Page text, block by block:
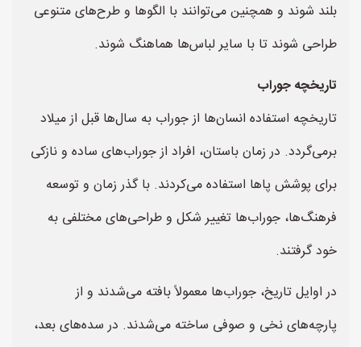
بلند شوند و همچنین می‌توانند با الگوها و طرح‌های متنوعی
طراحی شوند تا با سایر لباس‌ها هماهنگ شوند.
تاریخچه جوراب
تاریخچه استفاده انسان‌ها از جوراب به سال‌ها قبل از میلاد
برمی‌گردد. در زمان باستان، افراد از جوراب‌های ساده و نازکی
برای پوشش پاها استفاده می‌کردند. با گذر زمان و توسعه
فرهنگ‌ها، جوراب‌ها تغییر شکل و طراحی‌های مختلفی به
خود گرفتند.
در اوایل تاریخ، جوراب‌ها معمولاً بافته می‌شدند و از
پارچه‌های نخی و صوفی ساخته می‌شدند. در سده‌های بعد،